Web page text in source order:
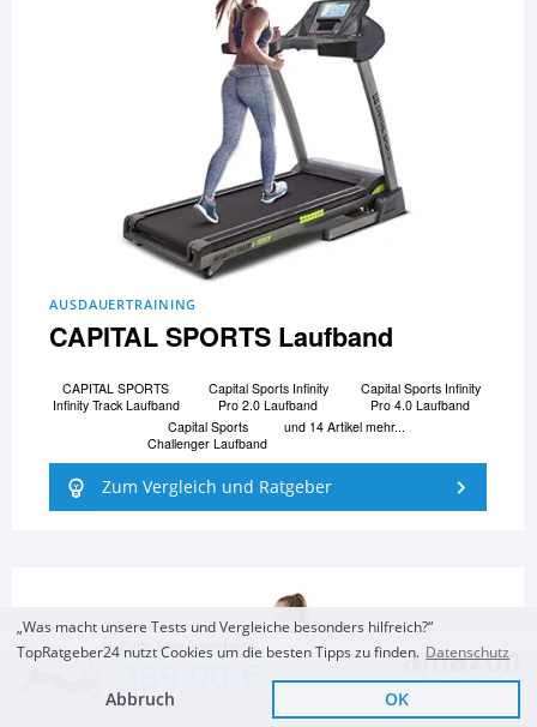
Zum Top Angebot
KOSTENLOSE LIEFERUNG
AUSDAUERTRAINING
CAPITAL SPORTS Laufband
CAPITAL SPORTS
Infinity Track Laufband
Capital Sports Infinity
Pro 2.0 Laufband
Capital Sports Infinity
Pro 4.0 Laufband
Capital Sports
Challenger Laufband
und 14 Artikel mehr...
Zum Vergleich und Ratgeber
„Was macht unsere Tests und Vergleiche besonders hilfreich?“
TopRatgeber24 nutzt Cookies um die besten Tipps zu finden. Datenschutz
Abbruch OK